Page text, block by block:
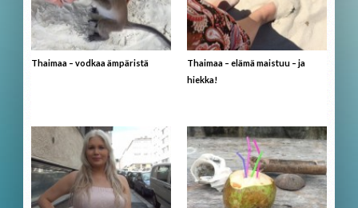
Thaimaa – vodkaa ämpäristä
Thaimaa – elämä maistuu – ja
hiekka!